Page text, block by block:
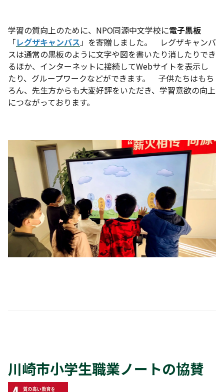
学習の質向上のために、NPO同源中文学校に電子黒板
「レグザキャンバス 」を寄贈しました。 レグザキャンバ
スは通常の黒板のように文字や図を書いたり消したりでき
るほか、インターネットに接続してWebサイトを表示し
たり、グループワークなどができます。 子供たちはもち
ろん、先生方からも大変好評をいただき、学習意欲の向上
につながっております。
川崎市小学生職業ノートの協賛